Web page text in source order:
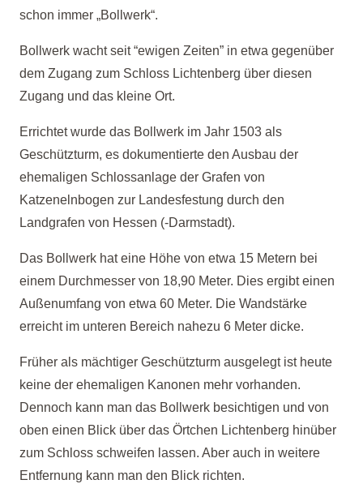
schon immer „Bollwerk“.
Bollwerk wacht seit “ewigen Zeiten” in etwa gegenüber
dem Zugang zum Schloss Lichtenberg über diesen
Zugang und das kleine Ort.
Errichtet wurde das Bollwerk im Jahr 1503 als
Geschützturm, es dokumentierte den Ausbau der
ehemaligen Schlossanlage der Grafen von
Katzenelnbogen zur Landesfestung durch den
Landgrafen von Hessen (-Darmstadt).
Das Bollwerk hat eine Höhe von etwa 15 Metern bei
einem Durchmesser von 18,90 Meter. Dies ergibt einen
Außenumfang von etwa 60 Meter. Die Wandstärke
erreicht im unteren Bereich nahezu 6 Meter dicke.
Früher als mächtiger Geschützturm ausgelegt ist heute
keine der ehemaligen Kanonen mehr vorhanden.
Dennoch kann man das Bollwerk besichtigen und von
oben einen Blick über das Örtchen Lichtenberg hinüber
zum Schloss schweifen lassen. Aber auch in weitere
Entfernung kann man den Blick richten.